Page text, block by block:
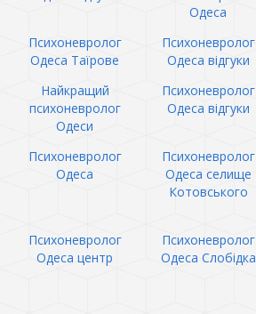
Одеса
Психоневролог
Одеса Таїрове
Психоневролог
Одеса відгуки
Найкращий
психоневролог
Одеси
Психоневролог
Одеса відгуки
Психоневролог
Одеса
Психоневролог
Одеса селище
Котовського
Психоневролог
Одеса центр
Психоневролог
Одеса Слобідка